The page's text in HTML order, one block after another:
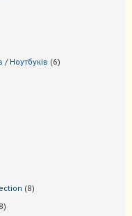
Ноутбуків 66
88
88